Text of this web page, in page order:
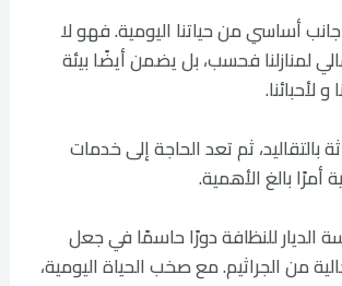
أساسي من حياتنا اليومية. فهو لا
لمنازلنا فحسب، بل يضمن أيضًا بيئة
لأحبائنا.
بالتقاليد، ثم تعد الحاجة إلى خدمات
أمرًا بالغ الأهمية.
للنظافة دورًا حاسمًا في جعل
من الجراثيم. مع صخب الحياة اليومية،